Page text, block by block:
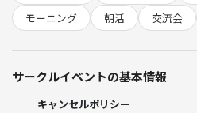
モーニング
朝活 交流会
サークルイベントの基本情報
キャンセルポリシー